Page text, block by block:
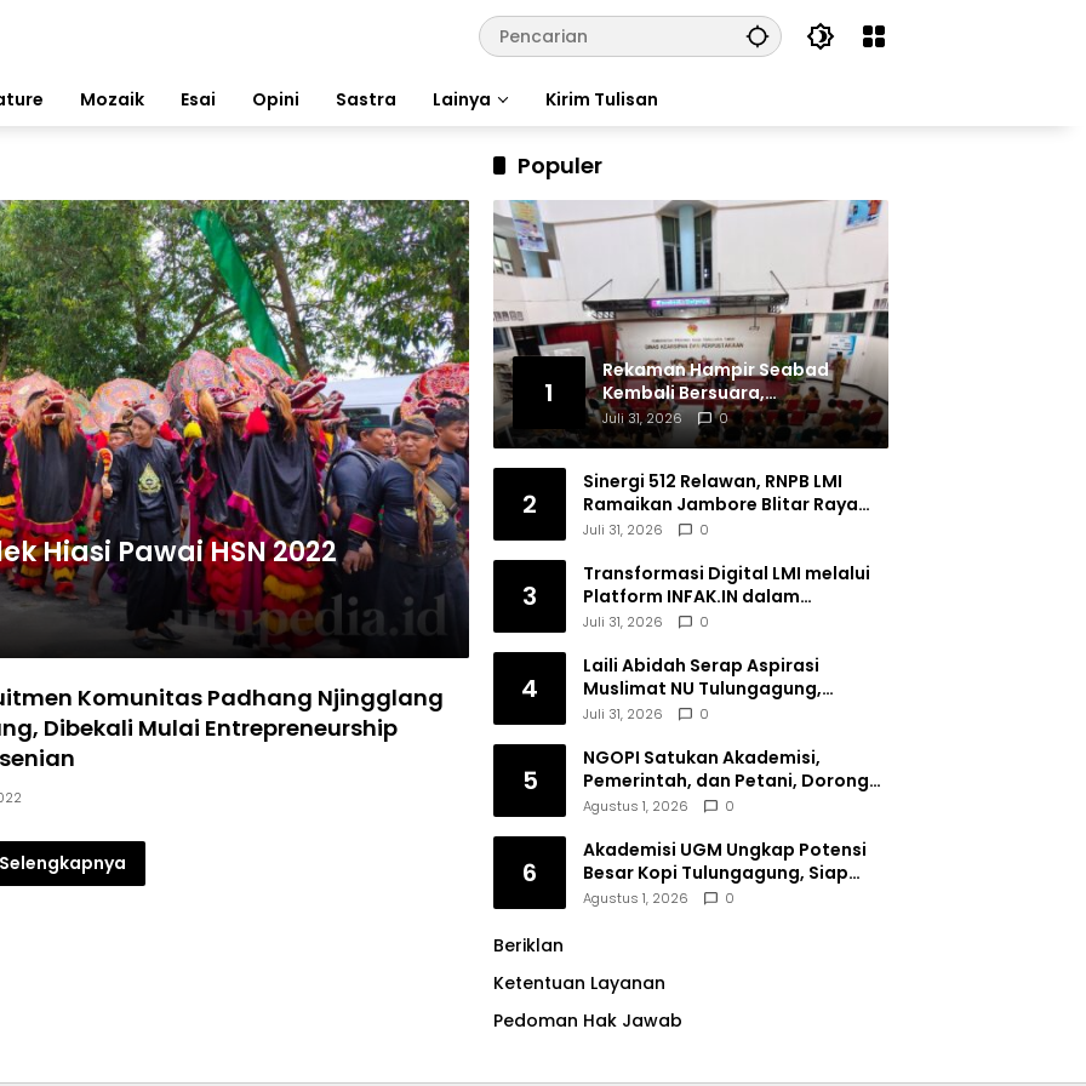
Mozaik Esai Opini Sastra Lainya Kirim Tulisan
Hiasi Pawai HSN 2022
Komunitas Padhang Njingglang
Dibekali Mulai Entrepreneurship
Selengkapnya
Populer
1
Rekaman Hampir Seabad
Kembali Bersuara,
Masyarakat Flores Hidupkan
Lagi Ingatan Leluhur
Juli 31, 2026 0
2
Sinergi 512 Relawan, RNPB LMI
Ramaikan Jambore Blitar Raya
2026
Juli 31, 2026 0
3
Transformasi Digital LMI melalui
Platform INFAK.IN dalam
Meningkatkan Penghimpunan
Juli 31, 2026 0
4
Laili Abidah Serap Aspirasi
Muslimat NU Tulungagung,
Dorong Penguatan Peran
Juli 31, 2026 0
5
NGOPI Satukan Akademisi,
Pemerintah, dan Petani, Dorong
Konservasi Hutan serta Daya
Agustus 1, 2026 0
6
Akademisi UGM Ungkap Potensi
Besar Kopi Tulungagung, Siap
Bersaing di Pasar Nasional hingga
Agustus 1, 2026 0
Beriklan
Ketentuan Layanan
Pedoman Hak Jawab